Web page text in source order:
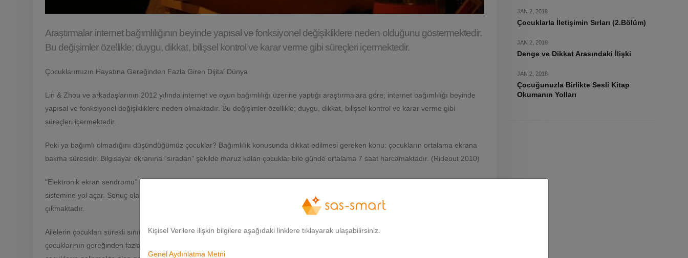
Araştırmalar internet bağımlılığının beyinde yapısal ve fonksiyonel değişikliklere neden olduğunu göstermektedir.
Bu değişimler özellikle; duygu, dikkat, bilişsel kontrol ve karar verme gibi süreçleri içermektedir.
Çocuklarımızın Hayatına Gereğinden Fazla Giren Dijital Dünya
Lin & Zhou ve arkadaşlarının 2012 yılında internet ve oyun bağımlılığı üzerine yaptığı araştırmalara göre; internet bağımlılığı beyinde
yapısal ve fonksiyonel değişikliklere neden olmaktadır. Bu değişimler özellikle; duygu, dikkat, bilişsel kontrol ve karar verme gibi
süreçleri içermektedir.
Peki ya bağımlı olmadığını düşündüğümüz çocuklar? Bağımlılık konusunda dikkat edilmesi gereken konu: çocukların ortalama ekrana
bakma süresidir. Bilgisayar ekranına “sıradan” şekilde maruz kalan çocuklar bile günde ortalama 7 saat harcamaktadır. (Rideout 2010)
“Elektronik ekran sendromu” olarak da adlandırılan, birçok çocuğun maruz kaldığı duyusal yüklenme; uykusuzluk ve aşırı uyarılmış sinir
sistemine yol açar. Sonuç olarak bu çocuklarda dürtüsellik, dengesiz duygu değişimi ve dikkat verememe gibi problemler ortaya
çıkmaktadır.
Ailelerin çocukları sürekli sınırlama dürtüsüne rağmen, çoğu ebeveyn durumu kendilerine “dönemin bir parçası” olarak açıklamakta ve
çocuklarının gereğinden fazla olan bilgisayar düşkünlüklerini normal olarak göremeye çalışmaktadırlar. Ancak unutulmamalıdır ki;
JAN 2, 2018
Çocuklarla İletişimin Sırları (2.Bölüm)
JAN 2, 2018
Denge ve Dikkat Arasındaki İlişki
JAN 2, 2018
Çocuğunuzla Birlikte Sesli Kitap
Okumanın Yolları
Kişisel Verilere ilişkin bilgilere aşağıdaki linklere tıklayarak ulaşabilirsiniz.
Genel Aydınlatma Metni